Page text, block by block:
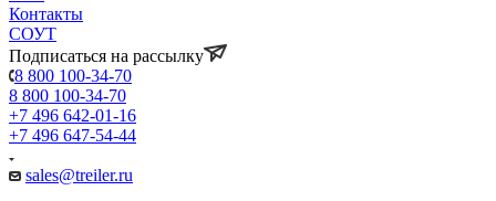
Контакты
СОУТ
Подписаться на рассылку
8 800 100-34-70
8 800 100-34-70
+7 496 642-01-16
+7 496 647-54-44
sales@treiler.ru